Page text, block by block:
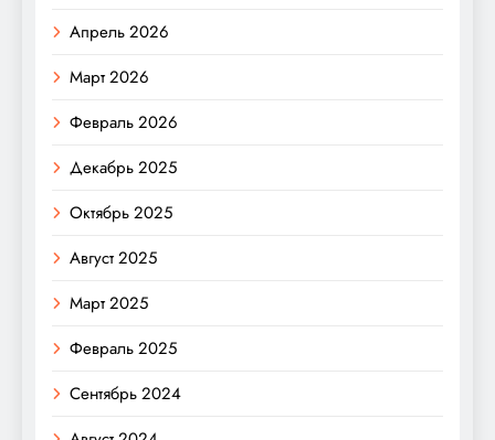
Апрель 2026
Март 2026
Февраль 2026
Декабрь 2025
Октябрь 2025
Август 2025
Март 2025
Февраль 2025
Сентябрь 2024